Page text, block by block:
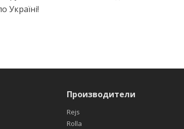
Україні!
Производители
Rejs
Rolla